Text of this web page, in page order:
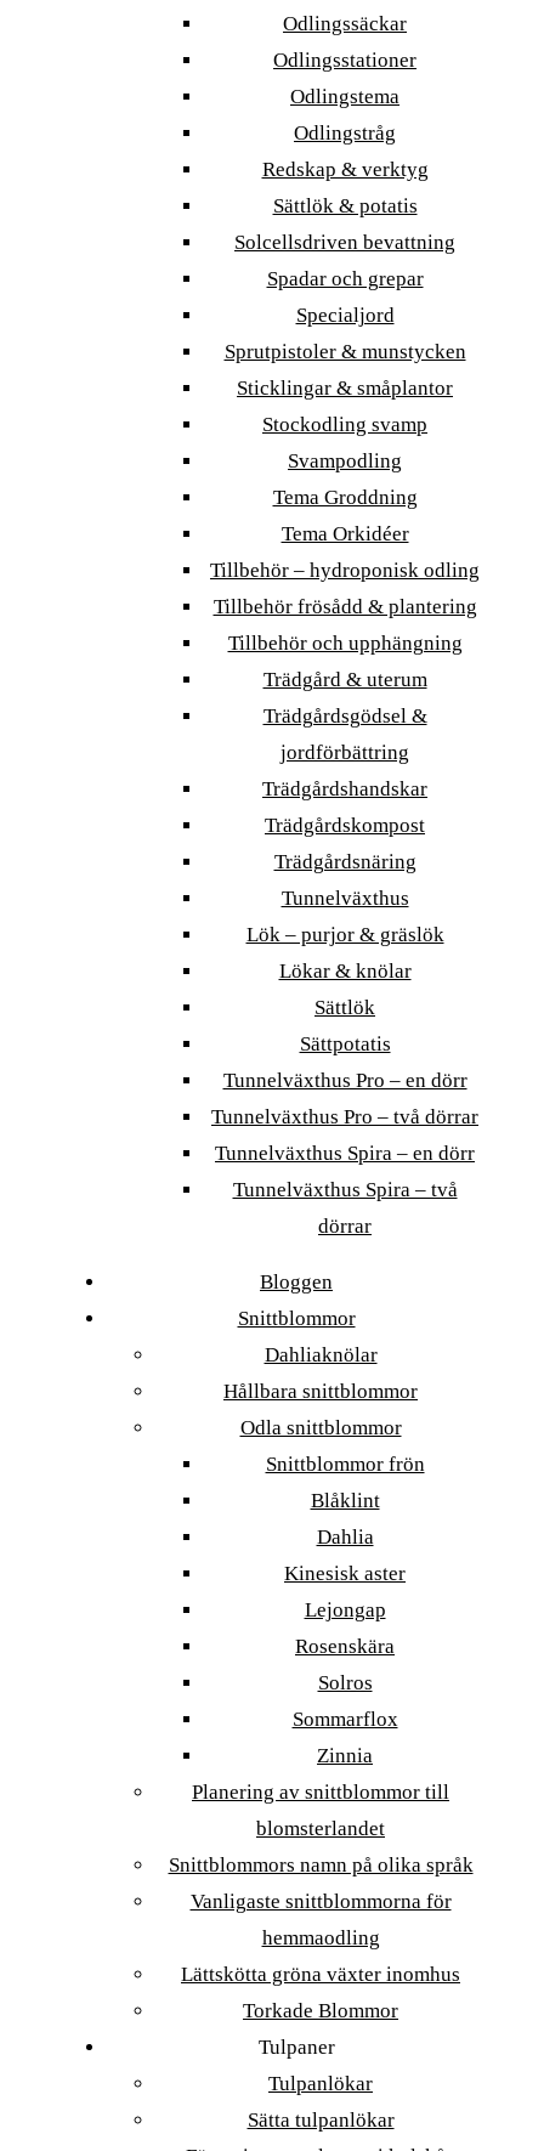
Odlingssäckar
Odlingsstationer
Odlingstema
Odlingstråg
Redskap & verktyg
Sättlök & potatis
Solcellsdriven bevattning
Spadar och grepar
Specialjord
Sprutpistoler & munstycken
Sticklingar & småplantor
Stockodling svamp
Svampodling
Tema Groddning
Tema Orkidéer
Tillbehör – hydroponisk odling
Tillbehör frösådd & plantering
Tillbehör och upphängning
Trädgård & uterum
Trädgårdsgödsel &
jordförbättring
Trädgårdshandskar
Trädgårdskompost
Trädgårdsnäring
Tunnelväxthus
Lök – purjor & gräslök
Lökar & knölar
Sättlök
Sättpotatis
Tunnelväxthus Pro – en dörr
Tunnelväxthus Pro – två dörrar
Tunnelväxthus Spira – en dörr
Tunnelväxthus Spira – två
dörrar
Bloggen
Snittblommor
Dahliaknölar
Hållbara snittblommor
Odla snittblommor
Snittblommor frön
Blåklint
Dahlia
Kinesisk aster
Lejongap
Rosenskära
Solros
Sommarflox
Zinnia
Planering av snittblommor till
blomsterlandet
Snittblommors namn på olika språk
Vanligaste snittblommorna för
hemmaodling
Lättskötta gröna växter inomhus
Torkade Blommor
Tulpaner
Tulpanlökar
Sätta tulpanlökar